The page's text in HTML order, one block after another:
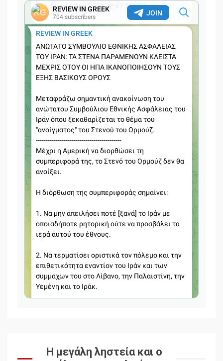
Η μεγάλη ληστεία και ο